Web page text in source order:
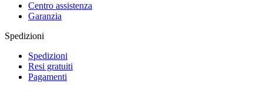
Centro assistenza
Garanzia
Spedizioni
Spedizioni
Resi gratuiti
Pagamenti